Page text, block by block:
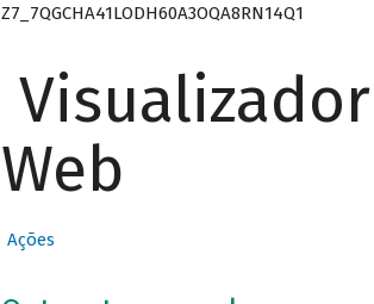
Z7_7QGCHA41LODH60A3OQA8RN14Q1
Web
Ações